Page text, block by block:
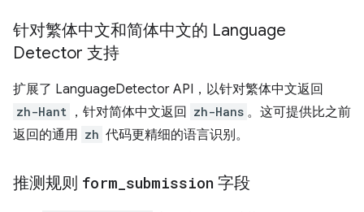
针对繁体中文和简体中文的 Language
Detector 支持
扩展了 LanguageDetector API，以针对繁体中文返回
zh-Hant ，针对简体中文返回 zh-Hans 。这可提供比之前
返回的通用 zh 代码更精细的语言识别。
推测规则 form submission 字段